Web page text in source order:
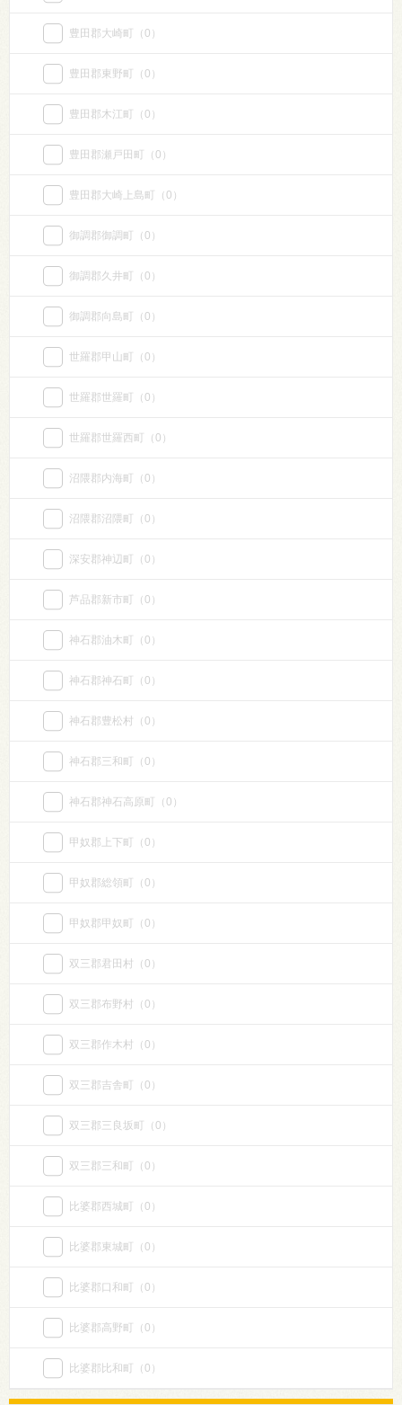
豊田郡大崎町 （0）
豊田郡東野町 （0）
豊田郡木江町 （0）
豊田郡瀬戸田町 （0）
豊田郡大崎上島町 （0）
御調郡御調町 （0）
御調郡久井町 （0）
御調郡向島町 （0）
世羅郡甲山町 （0）
世羅郡世羅町 （0）
世羅郡世羅西町 （0）
沼隈郡内海町 （0）
沼隈郡沼隈町 （0）
深安郡神辺町 （0）
芦品郡新市町 （0）
神石郡油木町 （0）
神石郡神石町 （0）
神石郡豊松村 （0）
神石郡三和町 （0）
神石郡神石高原町 （0）
甲奴郡上下町 （0）
甲奴郡総領町 （0）
甲奴郡甲奴町 （0）
双三郡君田村 （0）
双三郡布野村 （0）
双三郡作木村 （0）
双三郡吉舎町 （0）
双三郡三良坂町 （0）
双三郡三和町 （0）
比婆郡西城町 （0）
比婆郡東城町 （0）
比婆郡口和町 （0）
比婆郡高野町 （0）
比婆郡比和町 （0）